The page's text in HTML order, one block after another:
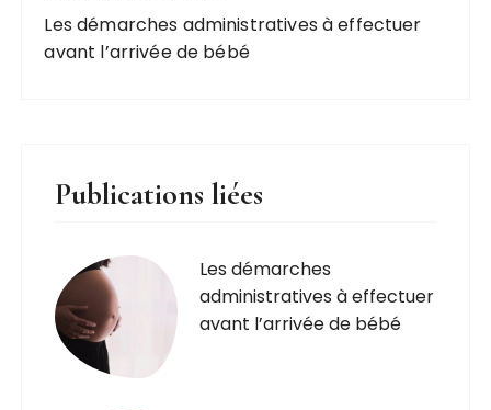
Les démarches administratives à effectuer
avant l’arrivée de bébé
Publications liées
Les démarches
administratives à effectuer
avant l’arrivée de bébé